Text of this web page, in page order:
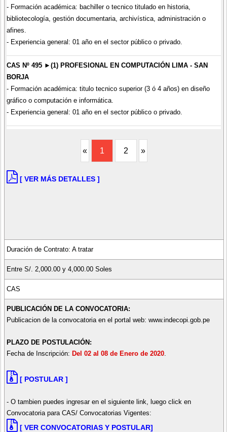
- Formación académica: bachiller o tecnico titulado en historia,
bibliotecología, gestión documentaria, archivística, administración o
afines.
- Experiencia general: 01 año en el sector público o privado.
CAS Nº 495 ►(1) PROFESIONAL EN COMPUTACIÓN LIMA - SAN
BORJA
- Formación académica: titulo tecnico superior (3 ó 4 años) en diseño
gráfico o computación e informática.
- Experiencia general: 01 año en el sector público o privado.
« 1 2 »
[ VER MÁS DETALLES ]
Duración de Contrato: A tratar
Entre S/. 2,000.00 y 4,000.00 Soles
CAS
PUBLICACIÓN DE LA CONVOCATORIA:
Publicacion de la convocatoria en el portal web: www.indecopi.gob.pe
PLAZO DE POSTULACIÓN:
Fecha de Inscripción: Del 02 al 08 de Enero de 2020.
[ POSTULAR ]
- O tambien puedes ingresar en el siguiente link, luego click en
Convocatoria para CAS/ Convocatorias Vigentes:
[ VER CONVOCATORIAS Y POSTULAR]